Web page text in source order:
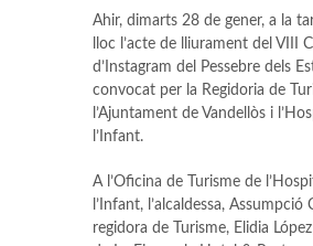
Ahir, dimarts 28 de gener, a la
lloc l’acte de lliurament del VIII
d’Instagram del Pessebre dels
convocat per la Regidoria de
l’Ajuntament de Vandellòs i
l’Infant.
A l’Oficina de Turisme de
l’Infant, l’alcaldessa, Assumpció
regidora de Turisme, Elidia